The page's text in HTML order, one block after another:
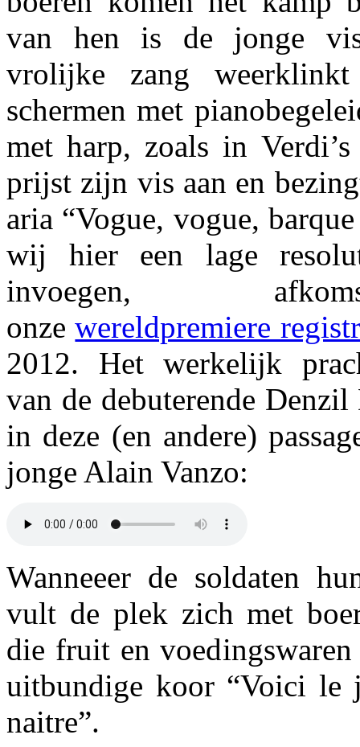
van hen is de jonge
vrolijke zang
schermen met
met harp, zoals in
prijst zijn vis aan en
aria “Vogue, vogue,
wij hier een lage
invoegen,
onzewereldpremiere
2012. Het werkelijk
van de debuterende Denzil
in deze (en andere)
jonge Alain Vanzo:
Wanneeer de soldaten
vult de plek zich met
die fruit en
uitbundige koor “Voici le
naitre”.